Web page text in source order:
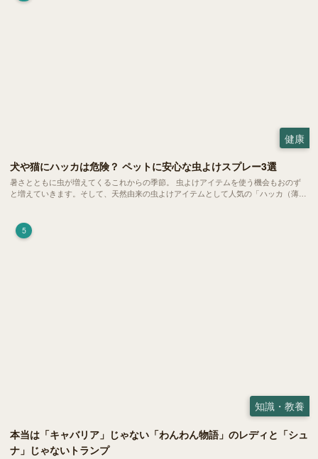
健康
犬や猫にハッカは危険？ ペットに安心な虫よけスプレー3選
暑さとともに虫が増えてくるこれからの季節。 虫よけアイテムを使う機会もおのず
と増えていきます。そして、天然由来の虫よけアイテムとして人気の「ハッカ（薄
5
知識・教養
本当は「キャバリア」じゃない「わんわん物語」のレディと「シュ
ナ」じゃないトランプ